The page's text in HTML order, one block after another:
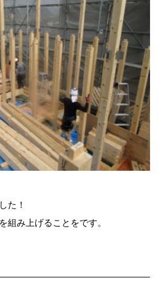
た！
組み上げることをです。